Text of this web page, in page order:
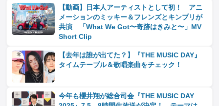
【動画】日本人アーティストとして初！ アニ
メーションのミッキー＆フレンズとキンプリが
共演 「What We Got〜奇跡はきみと〜」MV
Short Clip
【去年は誰が出てた？】『THE MUSIC DAY』
タイムテーブル＆歌唱楽曲をチェック！
今年も櫻井翔が総合司会『THE MUSIC DAY